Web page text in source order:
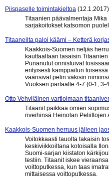
Piispaselle toimintakieltoa (12.1.2017)
Titaanien päävalmentaja
sarjakoitokset katsomon
Titaaneilta paloi käämi – Ketterä
Kaakkois-Suomen neljäs
kauttaaltaan tasaisin
Punanutut onnistuivat
erityisesti kamppailun
väänsivät pelin väkisin
Vuoksen partaalle 4-7 (0-1, 3-
Otto Vehviläinen vartioimaan
Titaanit paikkaa omien
riveihinsä Heinolan Peliittojen
Kaakkois-Suomen herruus jälleen
Voitokkaasti tauolta takaisin
keskiviikkoiltana kotoisalla
Suomi-sarjan kiistaton
testiin. Titaanit iskee
voittoputkessa, kun taas
mittaisessa voittoputkessa.